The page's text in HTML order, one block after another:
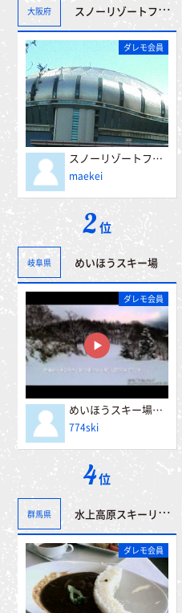
大阪府 スノーリゾートフェアー”冬博”へ行って来ました。＾＾
ダレモ会員
スノーリゾートフェアー”冬博”へ行って来ました。＾＾
maekei
2位
岐阜県 めいほうスキー場
ダレモ会員
めいほうスキー場 α５００山頂～第一レストハウス
774ski
4位
群馬県 水上高原スキーリゾート
ダレモ会員